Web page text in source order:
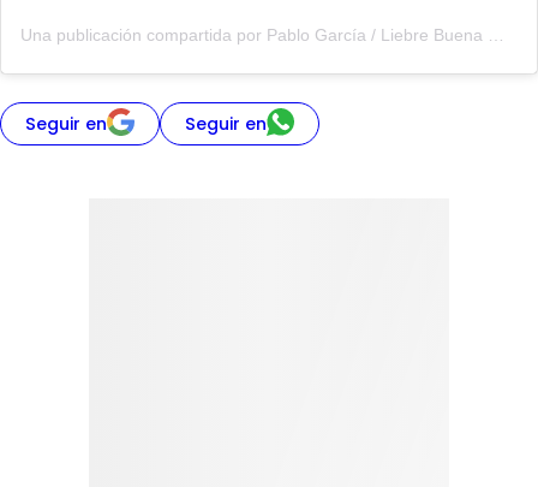
Una publicación compartida por Pablo García / Liebre Buena 🐰 (@liebrebuenaoficial)
Seguir en Seguir en